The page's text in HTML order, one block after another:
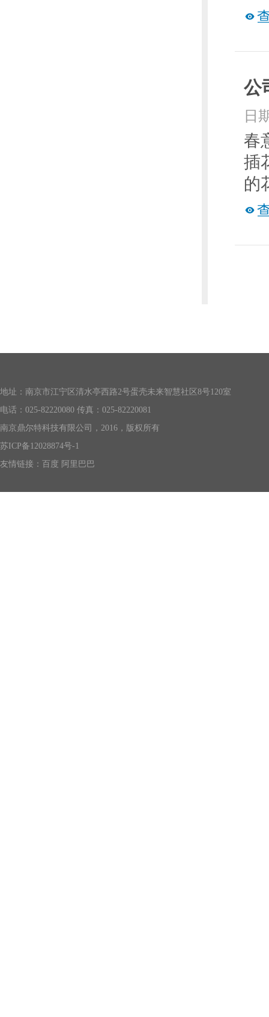
公
日
春
插
的
地址：南京市江宁区清水亭西路2号蛋壳未来智慧社区8号120室
电话：025-82220080 传真：025-82220081
南京鼎尔特科技有限公司，2016，版权所有
苏ICP备12028874号-1
友情链接： 百度 阿里巴巴